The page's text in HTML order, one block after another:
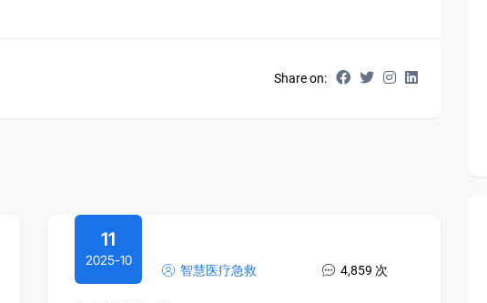
Share on:
11
2025-10
智慧医疗急救 4,859 次